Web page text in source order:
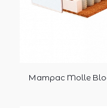
Матрас Molle